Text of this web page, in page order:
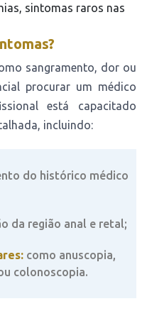
sintomas raros nas
sangramento, dor ou
procurar um médico
está capacitado
incluindo:
do histórico médico
da região anal e retal;
como anuscopia,
colonoscopia.